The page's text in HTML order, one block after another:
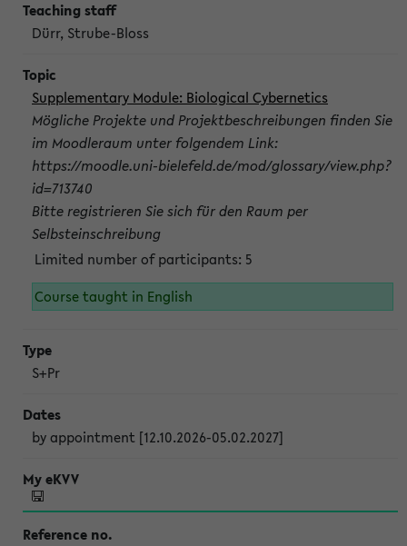
Dürr, Strube-Bloss
Supplementary Module: Biological Cybernetics
Mögliche Projekte und Projektbeschreibungen finden Sie
im Moodleraum unter folgendem Link:
https://moodle.uni-bielefeld.de/mod/glossary/view.php?
id=713740
Bitte registrieren Sie sich für den Raum per
Selbsteinschreibung
Limited number of participants: 5
Course taught in English
S+Pr
by appointment [12.10.2026-05.02.2027]